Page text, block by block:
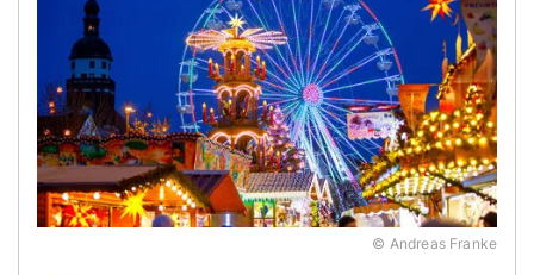
© Andreas Franke